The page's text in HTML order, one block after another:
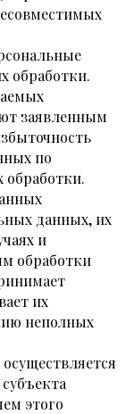
обработки.
заявленным
по
данных, их
и
обработки
их
неполных
этого